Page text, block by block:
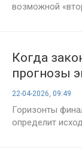
возможной
Когда
прогнозы
заявления
22-04-2026, 09:49
Горизонты
определит